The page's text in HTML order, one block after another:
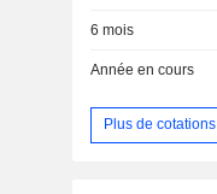
6 mois
Année en cours
Plus de cotations